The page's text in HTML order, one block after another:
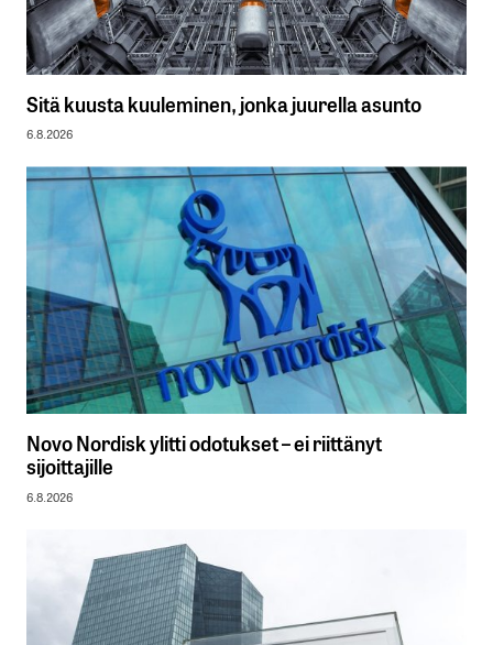
Sitä kuusta kuuleminen, jonka juurella asunto
6.8.2026
Novo Nordisk ylitti odotukset – ei riittänyt
sijoittajille
6.8.2026